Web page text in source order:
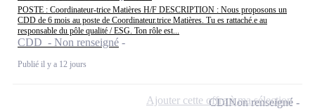
POSTE : Coordinateur-trice Matières H/F DESCRIPTION : Nous proposons un
CDD de 6 mois au poste de Coordinateur.trice Matières. Tu es rattaché.e au
responsable du pôle qualité / ESG. Ton rôle est...
CDD - Non renseigné
Publié il y a 12 jours
CDINon renseigné
Ajouter cette offre à ma sélection